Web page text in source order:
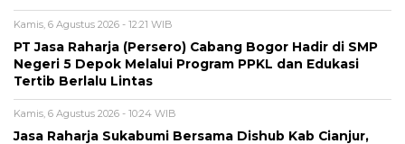
Kamis, 6 Agustus 2026 - 12:21 WIB
PT Jasa Raharja (Persero) Cabang Bogor Hadir di SMP
Negeri 5 Depok Melalui Program PPKL dan Edukasi
Tertib Berlalu Lintas
Kamis, 6 Agustus 2026 - 10:24 WIB
Jasa Raharja Sukabumi Bersama Dishub Kab Cianjur,